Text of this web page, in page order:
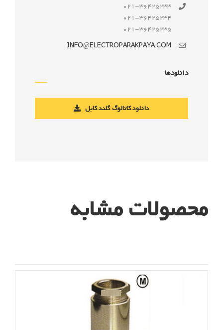
021-36425233
021-36425234
021-36425235
INFO@ELECTROPARAKPAYA.COM
دانلودها
دانلود کاتالوگ گلند کابل
محصولات مشابه